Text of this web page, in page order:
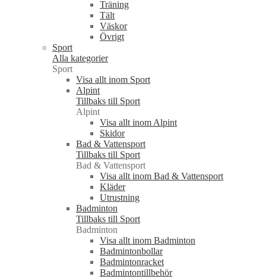
Träning
Tält
Väskor
Övrigt
Sport
Alla kategorier
Sport
Visa allt inom Sport
Alpint
Tillbaks till Sport
Alpint
Visa allt inom Alpint
Skidor
Bad & Vattensport
Tillbaks till Sport
Bad & Vattensport
Visa allt inom Bad & Vattensport
Kläder
Utrustning
Badminton
Tillbaks till Sport
Badminton
Visa allt inom Badminton
Badmintonbollar
Badmintonracket
Badmintontillbehör